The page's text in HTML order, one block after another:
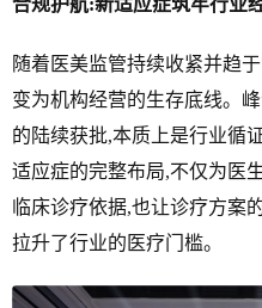
随着医美监管持续收紧并趋
变为机构经营的生存底线。
的陆续获批,本质上是行业循
适应症的完整布局,不仅为医
临床诊疗依据,也让诊疗方案
拉升了行业的医疗门槛。